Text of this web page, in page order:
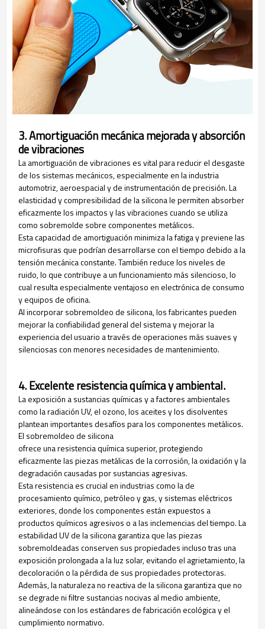
3. Amortiguación mecánica mejorada y absorción
de vibraciones
La amortiguación de vibraciones es vital para reducir el desgaste
de los sistemas mecánicos, especialmente en la industria
automotriz, aeroespacial y de instrumentación de precisión. La
elasticidad y compresibilidad de la silicona le permiten absorber
eficazmente los impactos y las vibraciones cuando se utiliza
como sobremolde sobre componentes metálicos.
Esta capacidad de amortiguación minimiza la fatiga y previene las
microfisuras que podrían desarrollarse con el tiempo debido a la
tensión mecánica constante. También reduce los niveles de
ruido, lo que contribuye a un funcionamiento más silencioso, lo
cual resulta especialmente ventajoso en electrónica de consumo
y equipos de oficina.
Al incorporar sobremoldeo de silicona, los fabricantes pueden
mejorar la confiabilidad general del sistema y mejorar la
experiencia del usuario a través de operaciones más suaves y
silenciosas con menores necesidades de mantenimiento.
4. Excelente resistencia química y ambiental.
La exposición a sustancias químicas y a factores ambientales
como la radiación UV, el ozono, los aceites y los disolventes
plantean importantes desafíos para los componentes metálicos.
El sobremoldeo de silicona
ofrece una resistencia química superior, protegiendo
eficazmente las piezas metálicas de la corrosión, la oxidación y la
degradación causadas por sustancias agresivas.
Esta resistencia es crucial en industrias como la de
procesamiento químico, petróleo y gas, y sistemas eléctricos
exteriores, donde los componentes están expuestos a
productos químicos agresivos o a las inclemencias del tiempo. La
estabilidad UV de la silicona garantiza que las piezas
sobremoldeadas conserven sus propiedades incluso tras una
exposición prolongada a la luz solar, evitando el agrietamiento, la
decoloración o la pérdida de sus propiedades protectoras.
Además, la naturaleza no reactiva de la silicona garantiza que no
se degrade ni filtre sustancias nocivas al medio ambiente,
alineándose con los estándares de fabricación ecológica y el
cumplimiento normativo.